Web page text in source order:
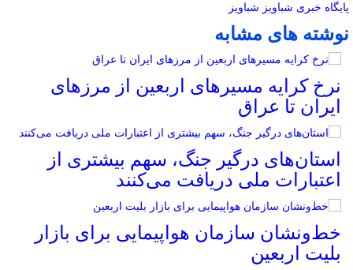
پایگاه خبری شباویز شباویز
نوشته های مشابه
نرخ کرایه مسیرهای اربعین از مرزهای
ایران تا عراق
استان‌های درگیر جنگ، سهم بیشتری از
اعتبارات ملی دریافت می‌کنند
خط‌ونشان سازمان هواپیمایی برای بازار
بلیت اربعین